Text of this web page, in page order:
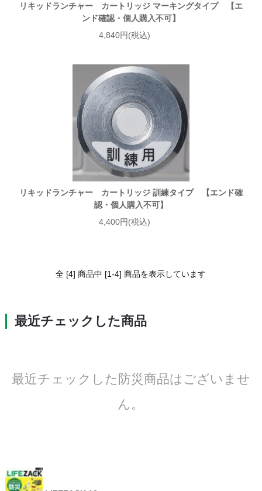
リキッドランチャー カートリッジ マーキングタイプ 【エ
ンド確認・個人購入不可】
4,840円(税込)
リキッドランチャー カートリッジ 訓練タイプ 【エンド確
認・個人購入不可】
4,400円(税込)
全 [4] 商品中 [1-4] 商品を表示しています
最近チェックした商品
最近チェックした防災商品はございませ
ん。